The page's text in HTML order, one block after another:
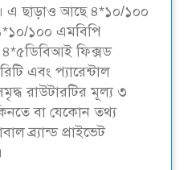
এ ছাড়াও আছে ৪*১০/১০০
১০০ এমবিপি
৪*৫ডিবিআই ফিক্সড
এবং প্যারেন্টাল
রাউটারটির মূল্য ৩
বা যেকোন তথ্য
ব্র্যান্ড প্রাইভেট